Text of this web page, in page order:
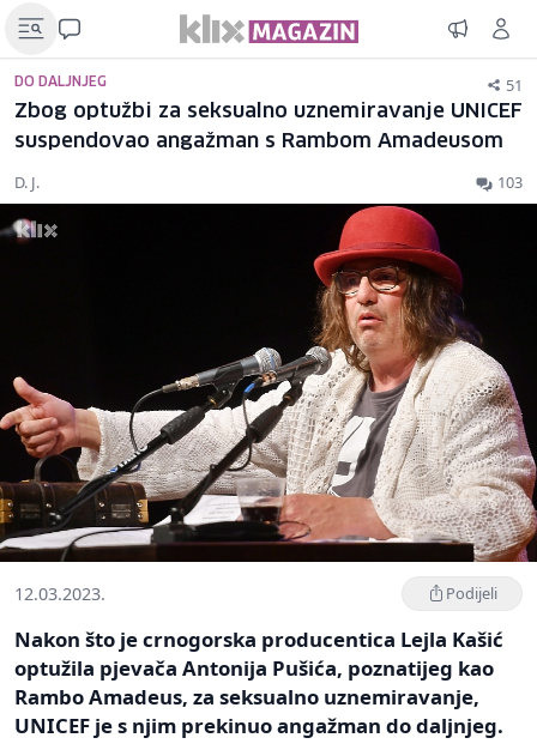
DO DALJNJEG 51
Zbog optužbi za seksualno uznemiravanje UNICEF
suspendovao angažman s Rambom Amadeusom
D. J. 103
12.03.2023. Podijeli
Nakon što je crnogorska producentica Lejla Kašić
optužila pjevača Antonija Pušića, poznatijeg kao
Rambo Amadeus, za seksualno uznemiravanje,
UNICEF je s njim prekinuo angažman do daljnjeg.